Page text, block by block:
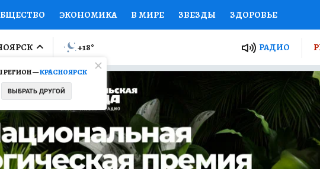
ЭКОНОМИКА В МИРЕ ЗВЕЗДЫ ЗДОРОВЬЕ
ПРОИСШЕСТВИЯ НАЦИОНАЛЬНЫЕ ПРОЕКТЫ РОССИИ
МИР Я ЗНАЮ СЕМЬЯ ЖЕНСКИЕ СЕКРЕТЫ
СЕРИАЛЫ СПЕЦПРОЕКТЫ ДЕФИЦИТ ЖЕЛЕЗА ТУРИЗМ
КОНКУРСЫ РАБОТА У НАС ГИД ПОТРЕБИТЕЛЯ
РЕГИОН —КРАСНОЯРСК
ВЫБРАТЬ ДРУГОЙ
+18° РАДИО